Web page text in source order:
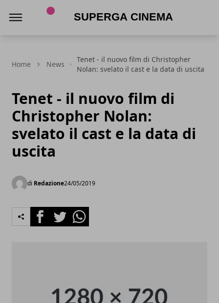
Home News
Tenet - il nuovo film di Christopher
Nolan: svelato il cast e la data di uscita
Tenet - il nuovo film di
Christopher Nolan:
svelato il cast e la data di
uscita
di Redazione24/05/2019
FacebookTwitterWhatsapp